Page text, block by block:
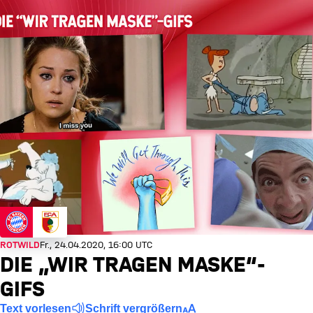
ROTWILDFr., 24.04.2020, 16:00 UTC
DIE „WIR TRAGEN MASKE“-
GIFS
Text vorlesen Schrift vergrößern